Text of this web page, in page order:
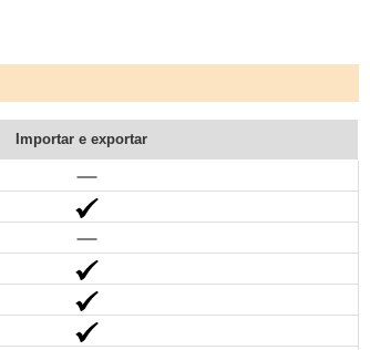
Importar e exportar